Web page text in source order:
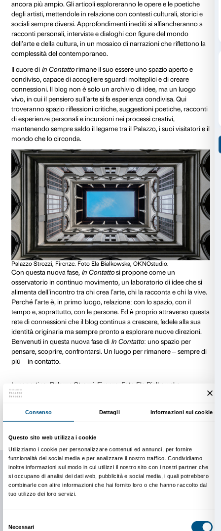
Tomás Saraceno. Aria , Palazzo Strozzi, Firenze, 2020.
OKNOstudio.
Oggi, il blog si rinnova ancora una volta. Dal 19
Contattoinaugura una nuova fase, rafforzando il
piattaforma di connessione tra la nostra istituzione e
lo vivono, lo visitano o semplicemente lo osservano
Palazzo Strozzi diventa un crocevia di esperienze,
voci si moltiplicano e i punti di vista si intrecciano.
Questa trasformazione si traduce in un ampliamento
prospettive e dei contenuti, che continueranno a
alle mostre e ai progetti di Palazzo Strozzi, ma con
ancora più ampio. Gli articoli esploreranno le opere
degli artisti, mettendole in relazione con contesti
sociali sempre diversi. Approfondimenti inediti si
racconti personali, interviste e dialoghi con figure
dell’arte e della cultura, in un mosaico di narrazioni
complessità del contemporaneo.
Il cuore diIn Contatto rimane il suo essere uno
connessioni. Il blog non è solo un archivio di idee,
vivo, in cui il pensiero sull’arte si fa esperienza
troveranno spazio riflessioni critiche, suggestioni
di esperienze personali e incursioni nei processi
mantenendo sempre saldo il legame tra il Palazzo, i
mondo che lo circonda.